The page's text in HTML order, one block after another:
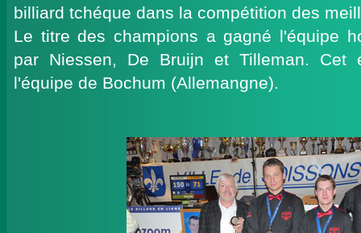
billiard tchéque dans la compétition des
Le titre des champions a gagné l'équipe
par Niessen, De Bruijn et Tilleman. Cet
l'équipe de Bochum (Allemangne).